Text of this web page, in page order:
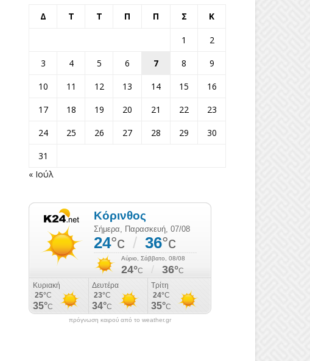
Δ Τ Τ Π Π Σ Κ
1
2
3
4 5 6 7 8
9
10
11 12 13 14 15
16
17
18 19 20 21 22
23
24
25 26 27 28 29
30
31
« Ιούλ
πρόγνωση καιρού από το weather.gr